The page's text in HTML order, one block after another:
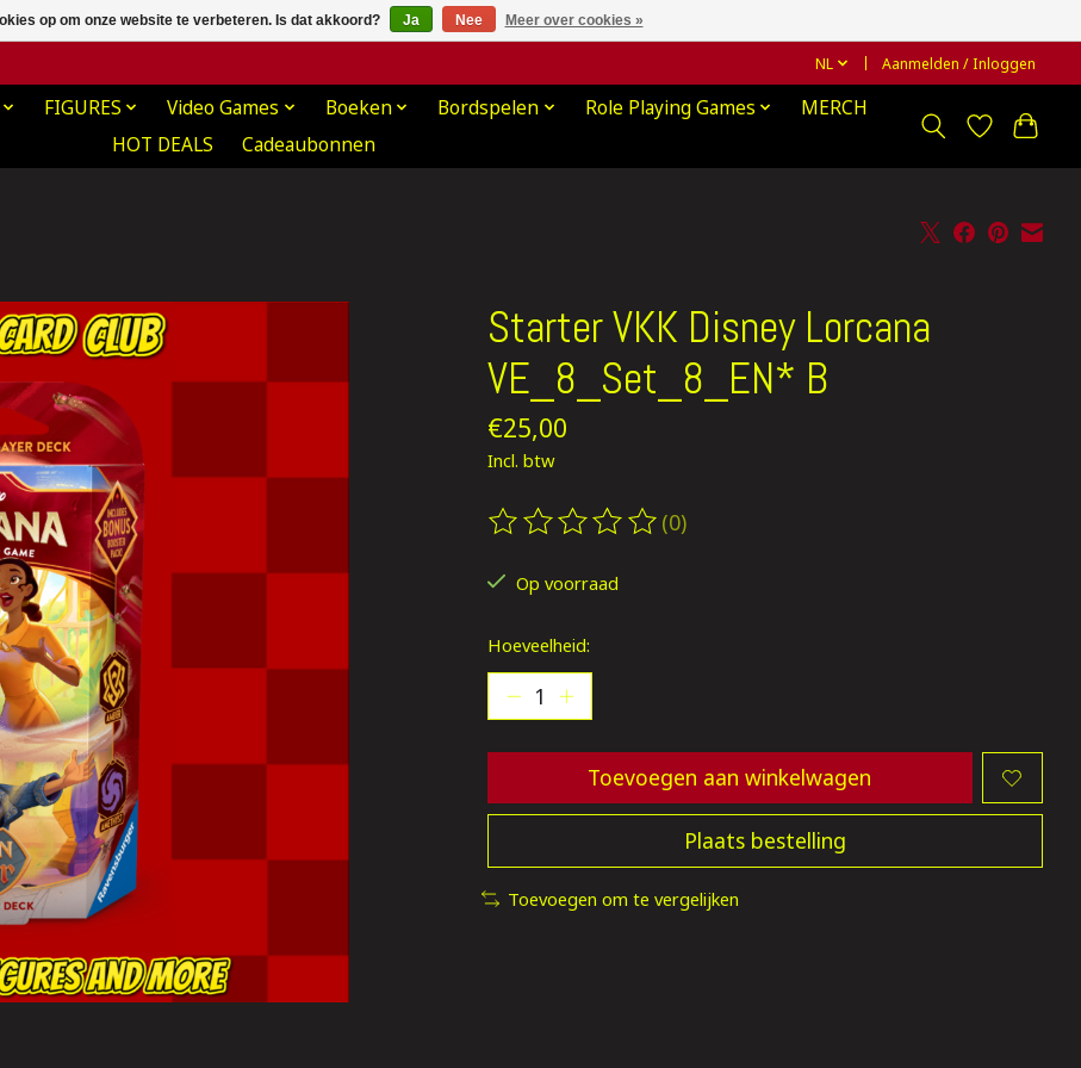
NL Aanmelden / Inloggen
FIGURES Video Games Boeken Bordspelen Role Playing Games
MERCH
HOT DEALS
Cadeaubonnen
Starter VKK Disney Lorcana
VE_8_Set_8_EN* B
€25,00
Incl. btw
De beoordeling van dit product is
(0)
Op voorraad
Hoeveelheid:
Toevoegen aan winkelwagen
Plaats bestelling
Toevoegen om te vergelijken
op om onze website te verbeteren. Is dat akkoord? Ja Nee Meer over cookies »